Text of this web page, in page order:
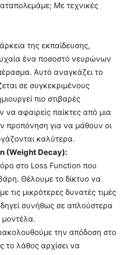
Με τεχνικές
της εκπαίδευσης,
ένα ποσοστό νευρώνων
Αυτό αναγκάζει το
σε συγκεκριμένους
πιο στιβαρές
να αφαιρείς παίκτες από μια
προπόνηση για να μάθουν οι
καλύτερα.
(Weight Decay):
στο Loss Function που
Θέλουμε το δίκτυο να
τις μικρότερες δυνατές τιμές
συνήθως σε απλούστερα
μοντέλα.
την απόδοση στο
το λάθος αρχίσει να